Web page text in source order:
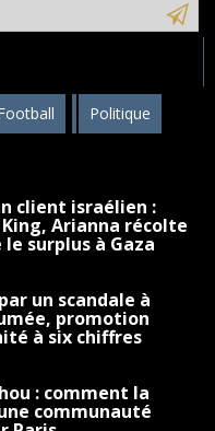
Politique
client israélien :
Arianna récolte
le surplus à Gaza
un scandale à
promotion
à six chiffres
: comment la
communauté